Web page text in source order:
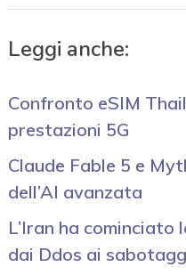
Leggi anche:
Confronto eSIM
prestazioni 5G
Claude Fable 5 e
dell’AI avanzata
L’Iran ha
dai Ddos ai